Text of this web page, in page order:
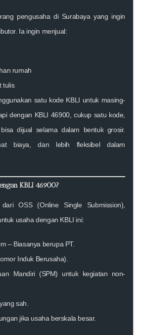
pengusaha di Surabaya yang ingin
Ia ingin menjual:
rumah
tulis
satu kode KBLI untuk masing-
dengan KBLI 46900, cukup satu kode,
dijual selama dalam bentuk grosir.
biaya, dan lebih fleksibel dalam
KBLI 46900?
OSS (Online Single Submission),
usaha dengan KBLI ini:
– Biasanya berupa PT.
Induk Berusaha)
Mandiri (SPM) untuk kegiatan non-
sah
jika usaha berskala besar.